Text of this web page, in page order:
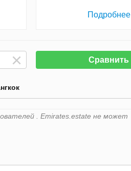
Подробнее
Сравнить
. Emirates.estate не может